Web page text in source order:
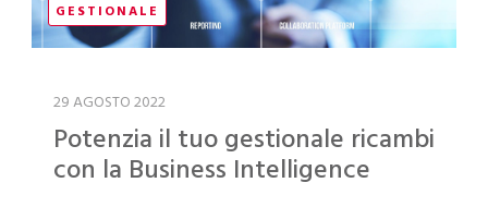
GESTIONALE
29 AGOSTO 2022
Potenzia il tuo gestionale ricambi
con la Business Intelligence